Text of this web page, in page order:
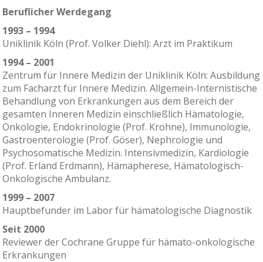
Beruflicher Werdegang
1993 – 1994
Uniklinik Köln (Prof. Volker Diehl): Arzt im Praktikum
1994 – 2001
Zentrum für Innere Medizin der Uniklinik Köln: Ausbildung
zum Facharzt für Innere Medizin. Allgemein-Internistische
Behandlung von Erkrankungen aus dem Bereich der
gesamten Inneren Medizin einschließlich Hämatologie,
Onkologie, Endokrinologie (Prof. Krohne), Immunologie,
Gastroenterologie (Prof. Göser), Nephrologie und
Psychosomatische Medizin. Intensivmedizin, Kardiologie
(Prof. Erland Erdmann), Hämapherese, Hämatologisch-
Onkologische Ambulanz.
1999 – 2007
Hauptbefunder im Labor für hämatologische Diagnostik
Seit 2000
Reviewer der Cochrane Gruppe für hämato-onkologische
Erkrankungen